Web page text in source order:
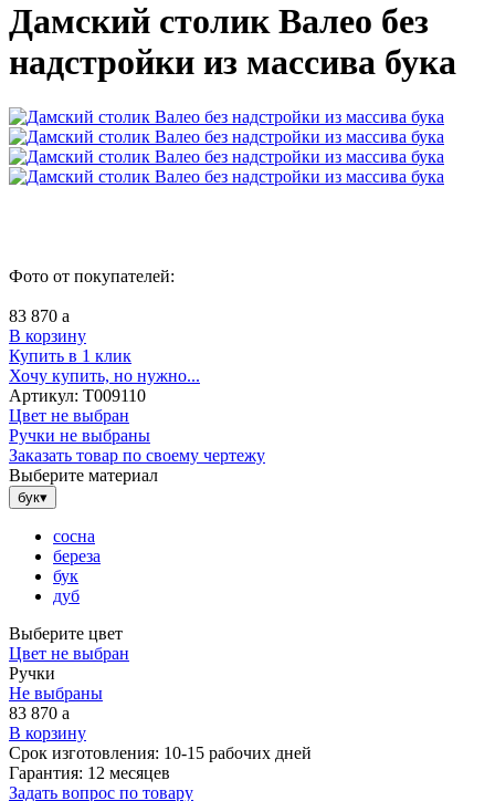
Дамский столик Валео без
надстройки из массива бука
Фото от покупателей:
83 870 a
В корзину
Купить в 1 клик
Хочу купить, но нужно...
Артикул: Т009110
Цвет не выбран
Ручки не выбраны
Заказать товар по своему чертежу
Выберите материал
бук▾
сосна
береза
бук
дуб
Выберите цвет
Цвет не выбран
Ручки
Не выбраны
83 870 a
В корзину
Срок изготовления: 10-15 рабочих дней
Гарантия: 12 месяцев
Задать вопрос по товару